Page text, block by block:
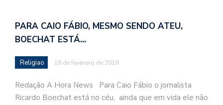
PARA CAIO FÁBIO, MESMO SENDO ATEU,
BOECHAT ESTÁ…
Religiao 18 de fevereiro de 2019
Redação A Hora News Para Caio Fábio o jornalista
Ricardo Boechat está no céu, ainda que em vida ele não